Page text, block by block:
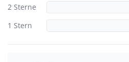
2 Sterne
1 Stern